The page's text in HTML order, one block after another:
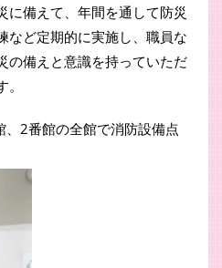
に備えて、年間を通して防災
など定期的に実施し、職員な
の備えと意識を持っていただ
2番館の全館で消防設備点